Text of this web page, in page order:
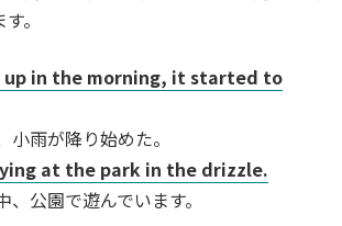
。
up in the morning, it started to
小雨が降り始めた。
at the park in the drizzle.
公園で遊んでいます。